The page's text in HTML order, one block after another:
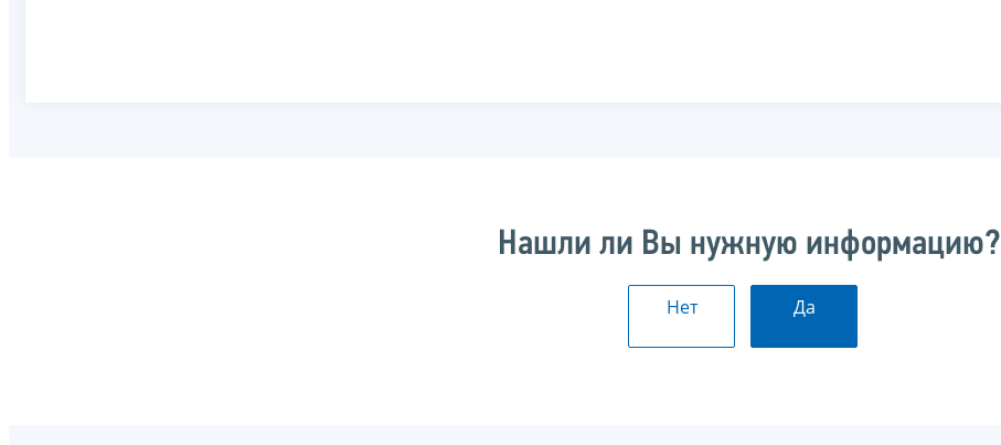
Нашли ли Вы нужную информацию?
Нет Да